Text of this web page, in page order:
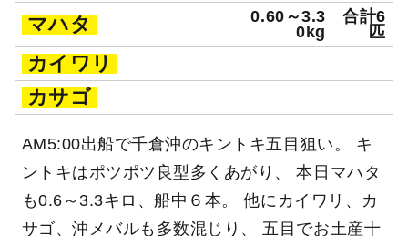
マハタ
0.60～3.3
0kg
合計6
匹
カイワリ
カサゴ
AM5:00出船で千倉沖のキントキ五目狙い。 キ
ントキはポツポツ良型多くあがり、 本日マハタ
も0.6～3.3キロ、船中６本。 他にカイワリ、カ
サゴ、沖メバルも多数混じり、 五目でお土産十